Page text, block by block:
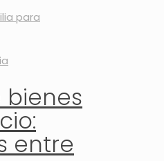
para
bienes
entre